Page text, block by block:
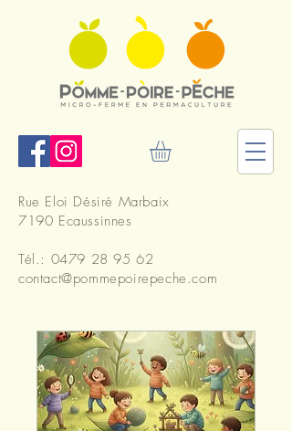
Rue Eloi Désiré Marbaix
7190 Ecaussinnes
Tél.: 0479 28 95 62
contact@pommepoirepeche.com